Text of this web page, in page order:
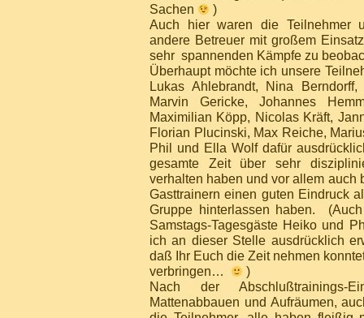
Sachen
)
Auch hier waren die Teilnehmer
andere Betreuer mit großem
sehr spannenden Kämpfe zu
Überhaupt möchte ich unsere
Lukas Ahlebrandt, Nina
Marvin Gericke, Johannes
Maximilian Köpp, Nicolas Kräft,
Florian Plucinski, Max Reiche,
Phil und Ella Wolf dafür
gesamte Zeit über sehr
verhalten haben und vor allem auch
Gasttrainern einen guten Eindruck
Gruppe hinterlassen haben.
Samstags-Tagesgäste Heiko und
ich an dieser Stelle ausdrücklich
daß Ihr Euch die Zeit nehmen
verbringen…
)
Nach der
Mattenabbauen und Aufräumen,